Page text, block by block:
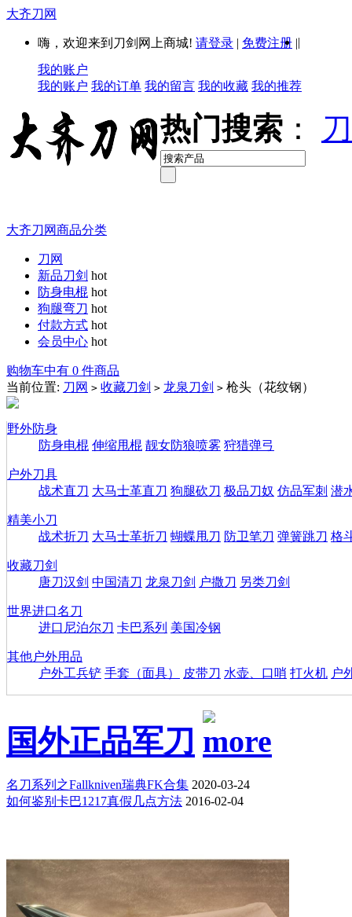
大齐刀网
嗨，欢迎来到刀剑网上商城! 请登录 | 免费注册 ||
我的账户
我的账户 我的订单 我的留言 我的收藏 我的推荐
热门搜索 ：
大齐刀网商品分类
刀网
新品刀剑 hot
防身电棍 hot
狗腿弯刀 hot
付款方式 hot
会员中心 hot
购物车中有 0 件商品
当前位置: 刀网 > 收藏刀剑 > 龙泉刀剑 > 枪头（花纹钢）
野外防身
防身电棍 伸缩甩棍 靓女防狼喷雾 狩猎弹弓
户外刀具
战术直刀 大马士革直刀 狗腿砍刀 极品刀奴 仿品军刺 潜
精美小刀
战术折刀 大马士革折刀 蝴蝶甩刀 防卫笔刀 弹簧跳刀 格
收藏刀剑
唐刀汉剑 中国清刀 龙泉刀剑 户撒刀 另类刀剑
世界进口名刀
进口尼泊尔刀 卡巴系列 美国冷钢
其他户外用品
户外工兵铲 手套（面具） 皮带刀 水壶、口哨 打火机 户
国外正品军刀
名刀系列之Fallkniven瑞典FK合集 2020-03-24
如何鉴别卡巴1217真假几点方法 2016-02-04